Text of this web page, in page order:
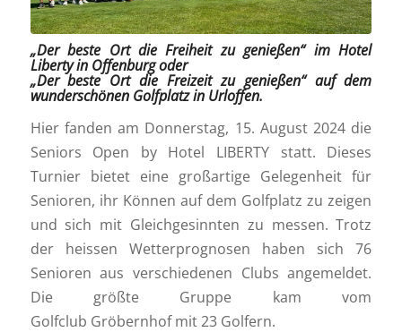
„Der beste Ort die Freiheit zu genießen“ im Hotel
Liberty in Offenburg oder
„Der beste Ort die Freizeit zu genießen“ auf dem
wunderschönen Golfplatz in Urloffen.
Hier fanden am Donnerstag, 15. August 2024 die
Seniors Open by Hotel LIBERTY statt. Dieses
Turnier bietet eine großartige Gelegenheit für
Senioren, ihr Können auf dem Golfplatz zu zeigen
und sich mit Gleichgesinnten zu messen. Trotz
der heissen Wetterprognosen haben sich 76
Senioren aus verschiedenen Clubs angemeldet.
Die größte Gruppe kam vom
Golfclub Gröbernhof mit 23 Golfern.